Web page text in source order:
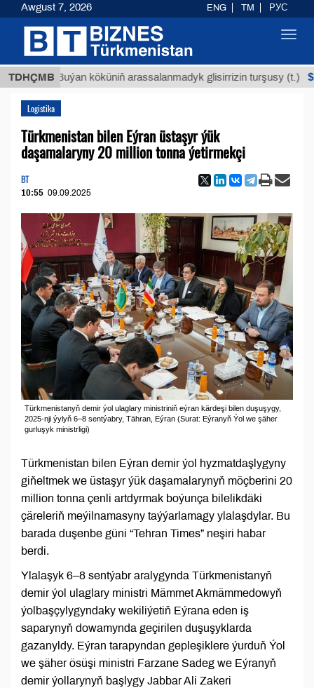
TDHÇMB
Buýan köküniň arassalanmadyk glisirrizin turşusy (t.)
Logistika
Türkmenistan bilen Eýran üstaşyr ýük
daşamalaryny 20 million tonna ýetirmekçi
BT
10:55 09.09.2025
Türkmenistanyň demir ýol ulaglary ministriniň eýran kärdeşi bilen duşuşygy,
2025-nji ýylyň 6–8 sentýabry, Tähran, Eýran (Surat: Eýranyň Ýol we şäher
gurluşyk ministrligi)
Türkmenistan bilen Eýran demir ýol hyzmatdaşlygyny
giňeltmek we üstaşyr ýük daşamalarynyň möçberini 20
million tonna çenli artdyrmak boýunça bilelikdäki
çäreleriň meýilnamasyny taýýarlamagy ylalaşdylar. Bu
barada duşenbe güni “Tehran Times” neşiri habar
berdi.
Ylalaşyk 6–8 sentýabr aralygynda Türkmenistanyň
demir ýol ulaglary ministri Mämmet Akmämmedowyň
ýolbaşçylygyndaky wekiliýetiň Eýrana eden iş
saparynyň dowamynda geçirilen duşuşyklarda
gazanyldy. Eýran tarapyndan gepleşiklere ýurduň Ýol
we şäher ösüşi ministri Farzane Sadeg we Eýranyň
demir ýollarynyň başlygy Jabbar Ali Zakeri
Awgust 7, 2026 ENG TM РУС